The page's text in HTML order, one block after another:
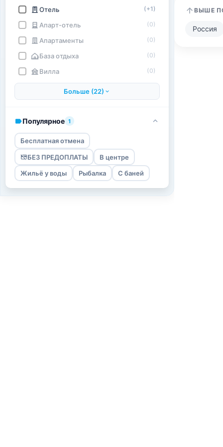
Отель (+1)
Апарт-отель (0)
Апартаменты (0)
База отдыха (0)
Вилла (0)
Больше (22)
Популярное 1
Бесплатная отмена
БЕЗ ПРЕДОПЛАТЫ В центре
Жильё у воды Рыбалка С баней
ВЫШЕ
Россия